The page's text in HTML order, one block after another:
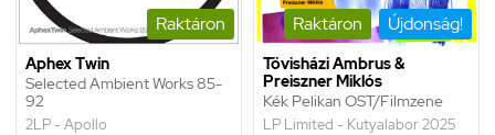
Raktáron
Aphex Twin
Selected Ambient Works 85-
92
2LP - Apollo
Raktáron Újdonság!
Tövisházi Ambrus &
Preiszner Miklós
Kék Pelikan OST/Filmzene
LP Limited - Kutyalabor 2025